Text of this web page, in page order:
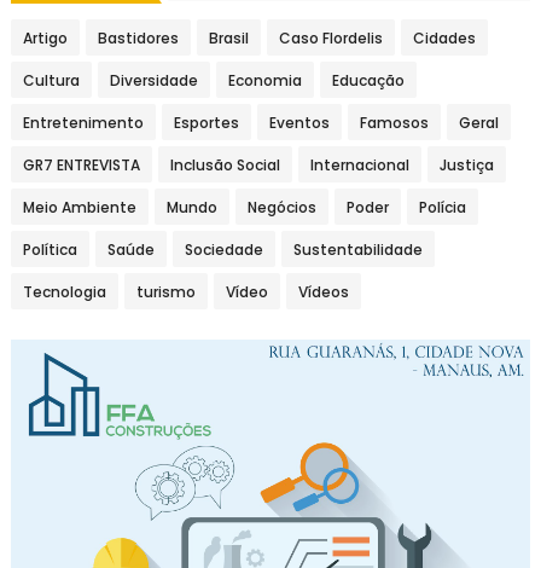
Artigo Bastidores Brasil Caso Flordelis Cidades
Cultura Diversidade Economia Educação
Entretenimento Esportes Eventos Famosos Geral
GR7 ENTREVISTA Inclusão Social Internacional Justiça
Meio Ambiente Mundo Negócios Poder Polícia
Política Saúde Sociedade Sustentabilidade
Tecnologia turismo Vídeo Vídeos